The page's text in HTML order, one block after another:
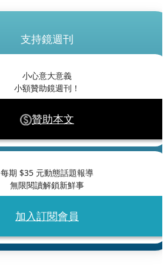
支持鏡週刊
小心意大意義
小額贊助鏡週刊！
贊助本文
每期 $35 元動態話題報導
無限閱讀解鎖新鮮事
加入訂閱會員